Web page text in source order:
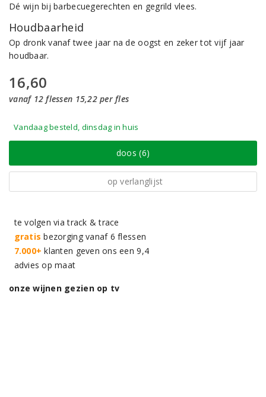
Dé wijn bij barbecuegerechten en gegrild vlees.
Houdbaarheid
Op dronk vanaf twee jaar na de oogst en zeker tot vijf jaar
houdbaar.
16,60
vanaf 12 flessen 15,22 per fles
Vandaag besteld, dinsdag in huis
doos (6)
op verlanglijst
te volgen via track & trace
gratis bezorging vanaf 6 flessen
7.000+ klanten geven ons een 9,4
advies op maat
onze wijnen gezien op tv